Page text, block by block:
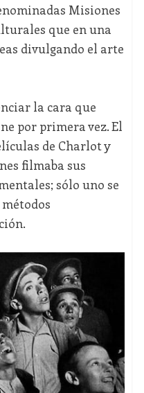
Misiones
que en una
divulgando el arte
la cara que
por primera vez. El
de Charlot y
filmaba sus
sólo uno se